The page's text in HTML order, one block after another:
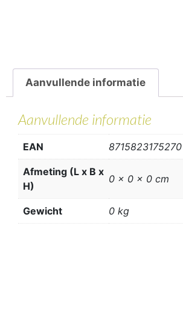
Aanvullende informatie
Aanvullende informatie
EAN 8715823175270
Afmeting (L x B x
H)
0 x 0 x 0 cm
Gewicht 0 kg